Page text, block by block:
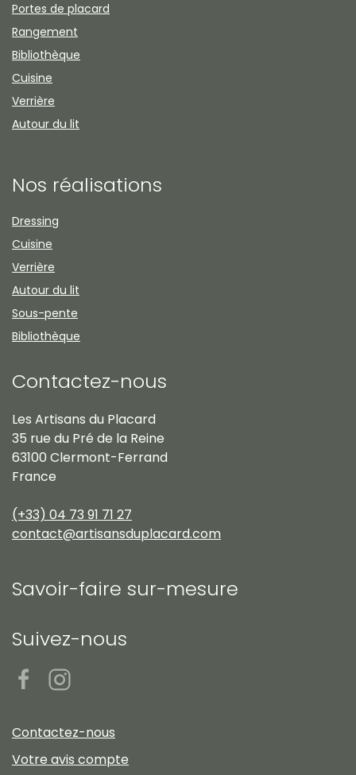
Portes de placard
Rangement
Bibliothèque
Cuisine
Verrière
Autour du lit
Nos réalisations
Dressing
Cuisine
Verrière
Autour du lit
Sous-pente
Bibliothèque
Contactez-nous
Les Artisans du Placard
35 rue du Pré de la Reine
63100 Clermont-Ferrand
France
(+33) 04 73 91 71 27
contact@artisansduplacard.com
Savoir-faire sur-mesure
Suivez-nous
Contactez-nous
Votre avis compte